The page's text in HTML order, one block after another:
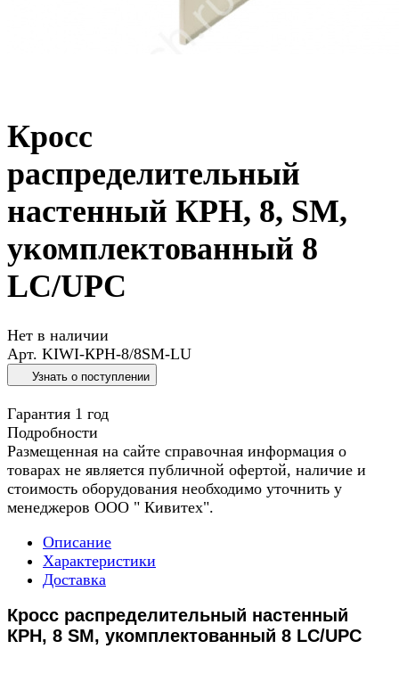
Кросс
распределительный
настенный КРН, 8, SM,
укомплектованный 8
LC/UPC
Нет в наличии
Арт. KIWI-КРН-8/8SM-LU
Узнать о поступлении
Гарантия 1 год
Подробности
Размещенная на сайте справочная информация о
товарах не является публичной офертой, наличие и
стоимость оборудования необходимо уточнить у
менеджеров ООО " Кивитех".
Описание
Характеристики
Доставка
Кросс распределительный настенный
КРН, 8 SM, укомплектованный 8 LC/UPC